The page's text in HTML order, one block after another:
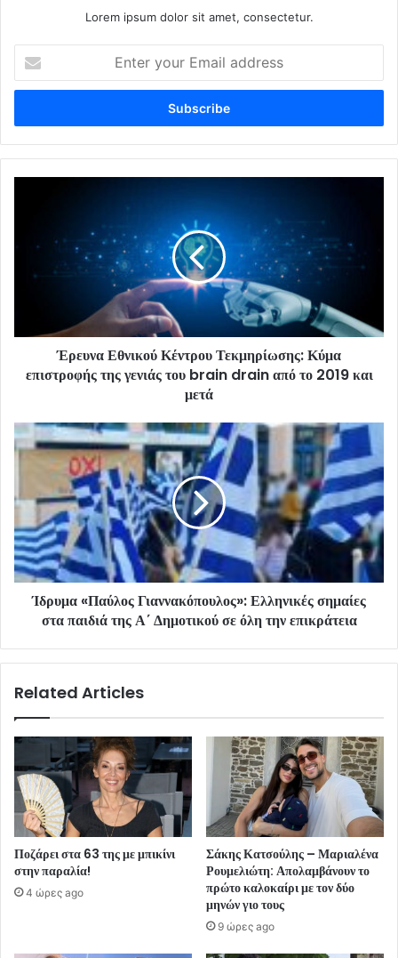
Lorem ipsum dolor sit amet, consectetur.
your
Email
Έρευνα Εθνικού Κέντρου Τεκμηρίωσης: Κύμα
επιστροφής της γενιάς του brain drain από το 2019 και
μετά
Ίδρυμα «Παύλος Γιαννακόπουλος»: Ελληνικές σημαίες
στα παιδιά της Α΄ Δημοτικού σε όλη την επικράτεια
Related Articles
Ποζάρει στα 63 της με μπικίνι
στην παραλία!
4 ώρες ago
Σάκης Κατσούλης – Μαριαλένα
Ρουμελιώτη: Απολαμβάνουν το
πρώτο καλοκαίρι με τον δύο
μηνών γιο τους
9 ώρες ago